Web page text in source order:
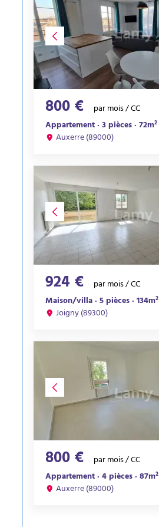
800 €
par mois / CC
Appartement · 3 pièces · 72m²
Auxerre (89000)
924 €
par mois / CC
Maison/villa · 5 pièces · 134m²
Joigny (89300)
800 €
par mois / CC
Appartement · 4 pièces · 87m²
Auxerre (89000)